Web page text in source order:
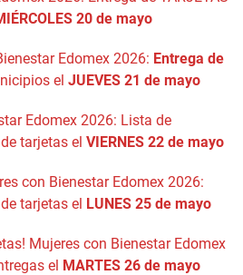
20 de mayo
Edomex 2026: Entrega de
el JUEVES 21 de mayo
Edomex 2026: Lista de
tarjetas el VIERNES 22 de mayo
con Bienestar Edomex 2026:
tarjetas el LUNES 25 de mayo
Mujeres con Bienestar Edomex
el MARTES 26 de mayo